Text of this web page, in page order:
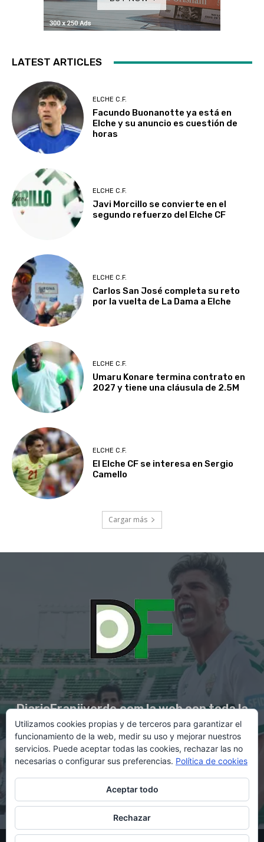
LATEST ARTICLES
ELCHE C.F.
Facundo Buonanotte ya está en
Elche y su anuncio es cuestión de
horas
ELCHE C.F.
Javi Morcillo se convierte en el
segundo refuerzo del Elche CF
ELCHE C.F.
Carlos San José completa su reto
por la vuelta de La Dama a Elche
ELCHE C.F.
Umaru Konare termina contrato en
2027 y tiene una cláusula de 2.5M
ELCHE C.F.
El Elche CF se interesa en Sergio
Camello
Cargar más
DiarioFranjiverde.com la web con toda la
información del Elche C.F.
Contacto en:diario@franjiverde.com
© Copyright 2021 - Gestión y diseño por Rubén Maestre
Utilizamos cookies propias y de terceros para garantizar el
funcionamiento de la web, medir su uso y mejorar nuestros
servicios. Puede aceptar todas las cookies, rechazar las no
necesarias o configurar sus preferencias. Política de cookies
Aceptar todo
Rechazar